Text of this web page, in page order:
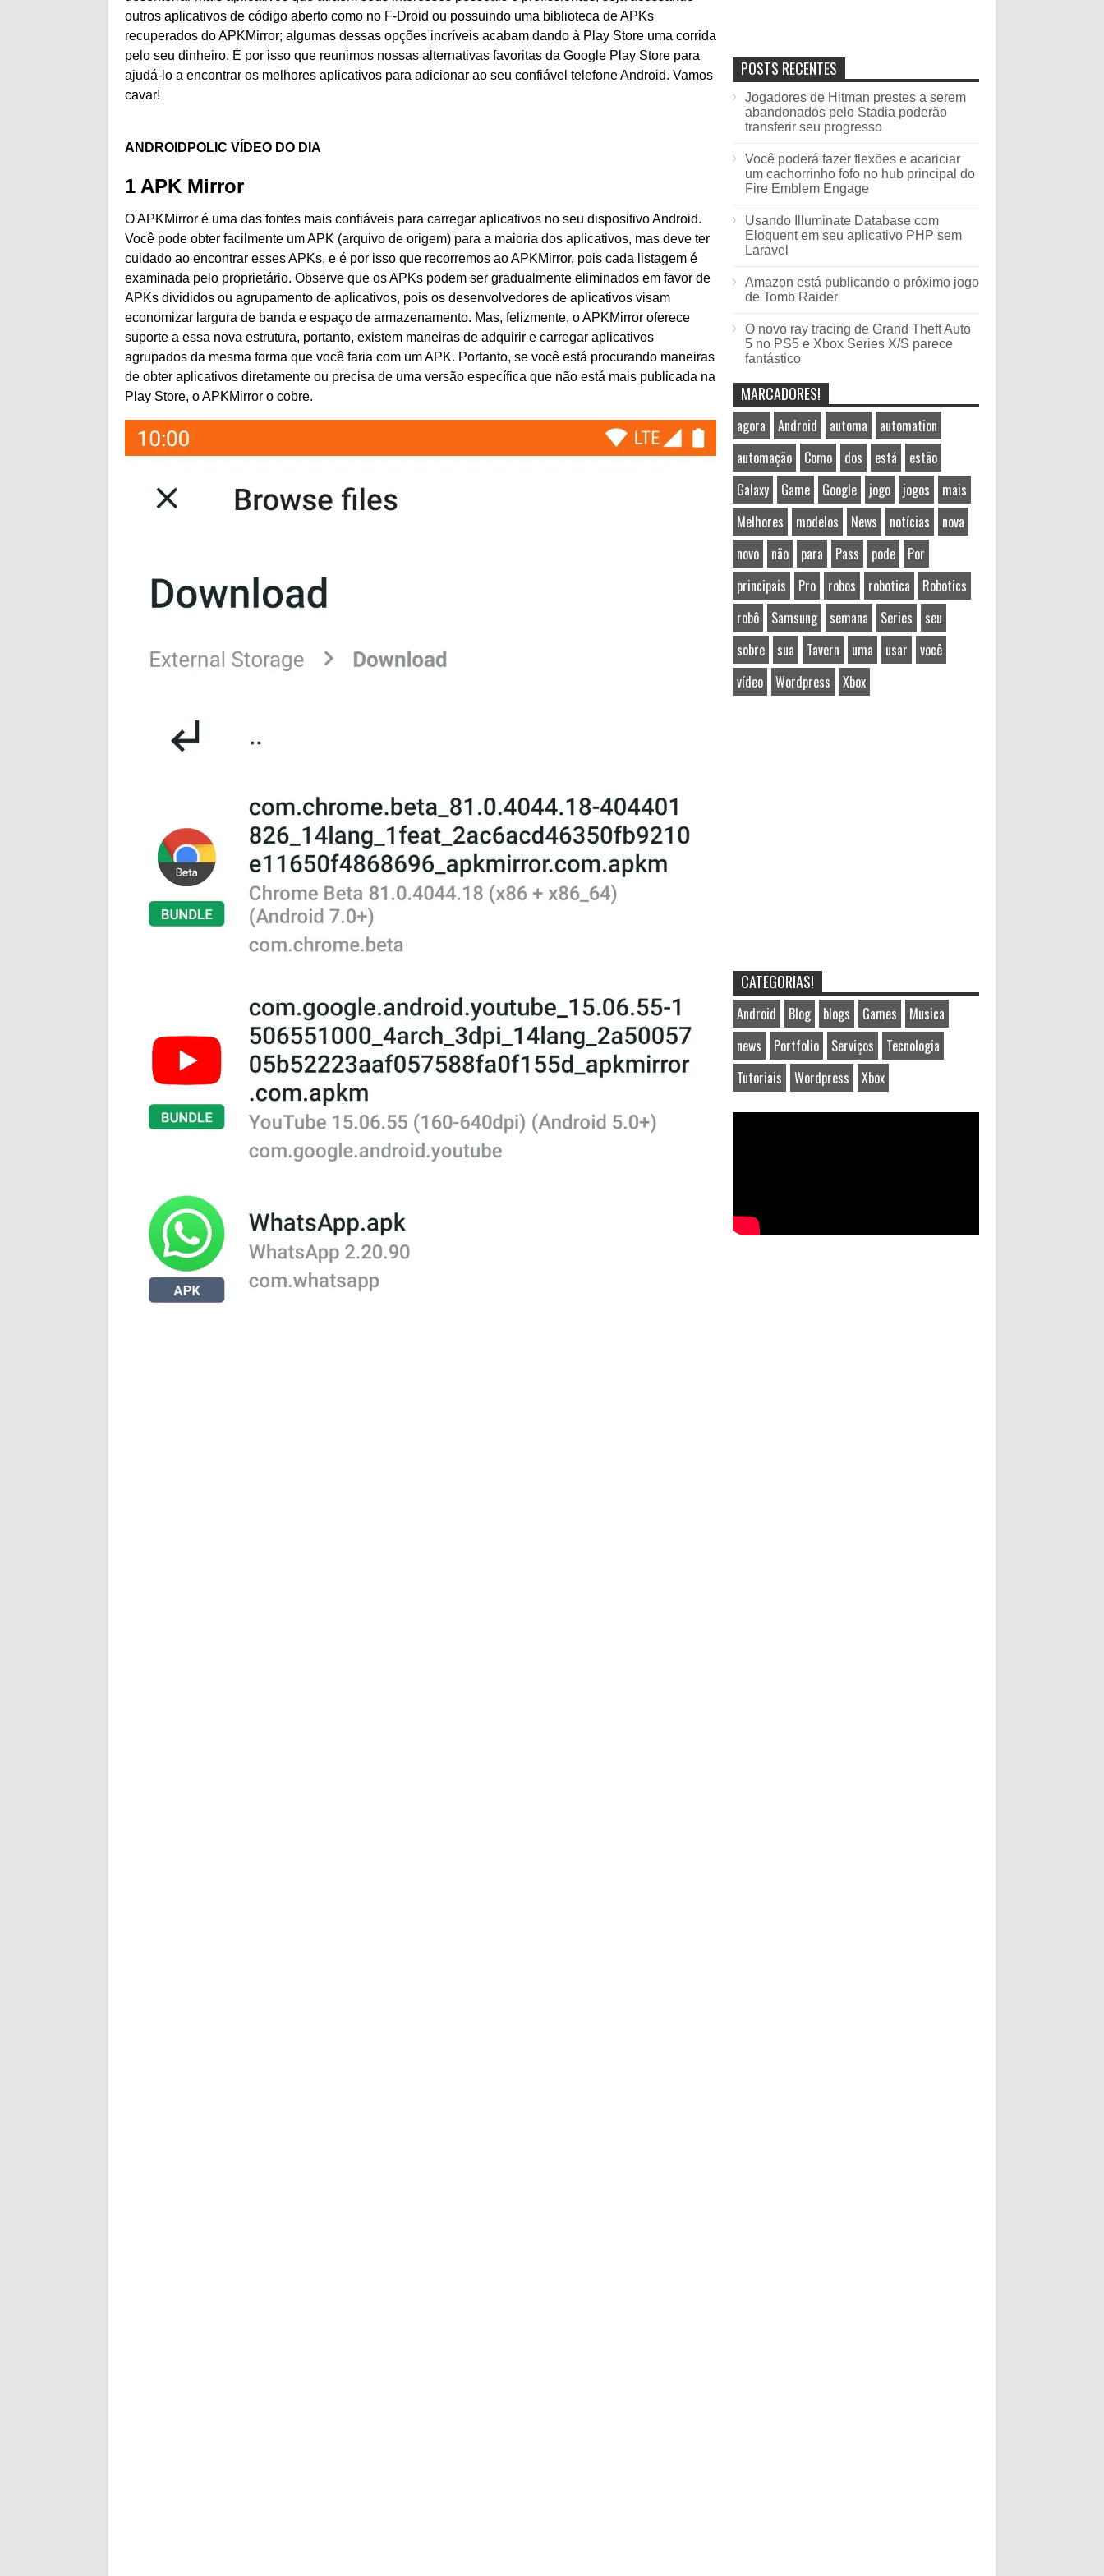
outros aplicativos de código aberto como no F-Droid ou possuindo uma biblioteca de APKs
recuperados do APKMirror; algumas dessas opções incríveis acabam dando à Play Store uma corrida
pelo seu dinheiro. É por isso que reunimos nossas alternativas favoritas da Google Play Store para
ajudá-lo a encontrar os melhores aplicativos para adicionar ao seu confiável telefone Android. Vamos
cavar!
ANDROIDPOLIC VÍDEO DO DIA
1 APK Mirror
O APKMirror é uma das fontes mais confiáveis ​​para carregar aplicativos no seu dispositivo Android.
Você pode obter facilmente um APK (arquivo de origem) para a maioria dos aplicativos, mas deve ter
cuidado ao encontrar esses APKs, e é por isso que recorremos ao APKMirror, pois cada listagem é
examinada pelo proprietário. Observe que os APKs podem ser gradualmente eliminados em favor de
APKs divididos ou agrupamento de aplicativos, pois os desenvolvedores de aplicativos visam
economizar largura de banda e espaço de armazenamento. Mas, felizmente, o APKMirror oferece
suporte a essa nova estrutura, portanto, existem maneiras de adquirir e carregar aplicativos
agrupados da mesma forma que você faria com um APK. Portanto, se você está procurando maneiras
de obter aplicativos diretamente ou precisa de uma versão específica que não está mais publicada na
Play Store, o APKMirror o cobre.
POSTS RECENTES
Jogadores de Hitman prestes a serem
abandonados pelo Stadia poderão
transferir seu progresso
Você poderá fazer flexões e acariciar
um cachorrinho fofo no hub principal do
Fire Emblem Engage
Usando Illuminate Database com
Eloquent em seu aplicativo PHP sem
Laravel
Amazon está publicando o próximo jogo
de Tomb Raider
O novo ray tracing de Grand Theft Auto
5 no PS5 e Xbox Series X/S parece
fantástico
MARCADORES!
agora Android automa
automation
automação
Como dos está
estão
Galaxy
Game Google jogo jogos
mais
Melhores
modelos News notícias
nova
novo
não para Pass pode
Por
principais
Pro robos robotica
Robotics
robô
Samsung semana Series
seu
sobre
sua Tavern uma usar
você
vídeo
Wordpress Xbox
CATEGORIAS!
Android Blog blogs Games
Musica
news
Portfolio Serviços
Tecnologia
Tutoriais
Wordpress Xbox